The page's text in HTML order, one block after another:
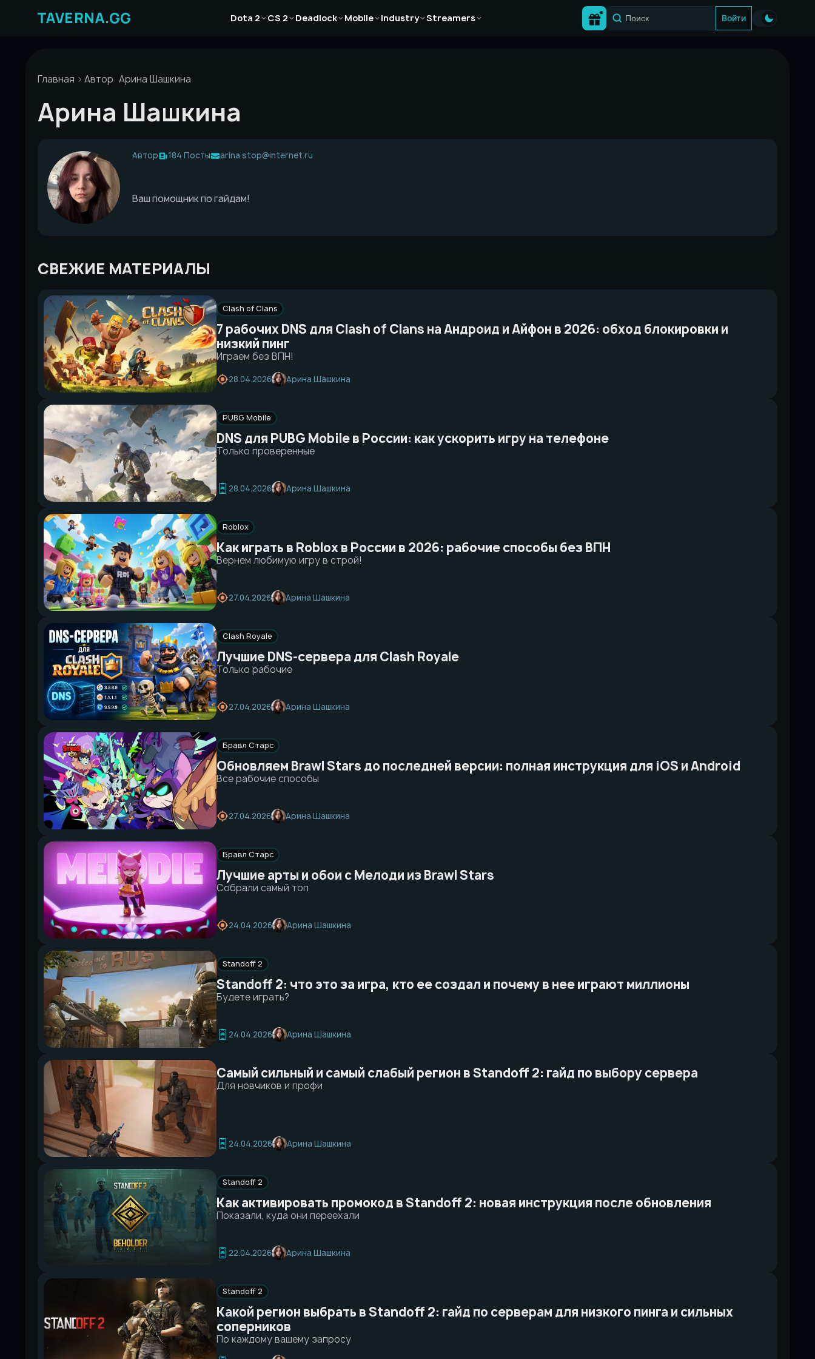
Dota 2
Статьи CS 2
СтатьиDeadlock
Статьи
Mobile
Статьи Industry
Статьи
Streamers
Статьи
Войти
Главная Автор: Арина Шашкина
Арина Шашкина
Автор 184 Посты arina.stop@internet.ru
Ваш помощник по гайдам!
СВЕЖИЕ МАТЕРИАЛЫ
Clash of Clans
7 рабочих DNS для Clash of Clans на Андроид и Айфон в 2026: обход блокировки и
низкий пинг
Играем без ВПН!
28.04.2026 Арина Шашкина
PUBG Mobile
DNS для PUBG Mobile в России: как ускорить игру на телефоне
Только проверенные
28.04.2026 Арина Шашкина
Roblox
Как играть в Roblox в России в 2026: рабочие способы без ВПН
Вернем любимую игру в строй!
27.04.2026 Арина Шашкина
Clash Royale
Лучшие DNS-сервера для Clash Royale
Только рабочие
27.04.2026 Арина Шашкина
Бравл Старс
Обновляем Brawl Stars до последней версии: полная инструкция для iOS и Android
Все рабочие способы
27.04.2026 Арина Шашкина
Бравл Старс
Лучшие арты и обои с Мелоди из Brawl Stars
Собрали самый топ
24.04.2026 Арина Шашкина
Standoff 2
Standoff 2: что это за игра, кто ее создал и почему в нее играют миллионы
Будете играть?
24.04.2026 Арина Шашкина
Самый сильный и самый слабый регион в Standoff 2: гайд по выбору сервера
Для новчиков и профи
24.04.2026 Арина Шашкина
Standoff 2
Как активировать промокод в Standoff 2: новая инструкция после обновления
Показали, куда они переехали
22.04.2026 Арина Шашкина
Standoff 2
Какой регион выбрать в Standoff 2: гайд по серверам для низкого пинга и сильных
соперников
По каждому вашему запросу